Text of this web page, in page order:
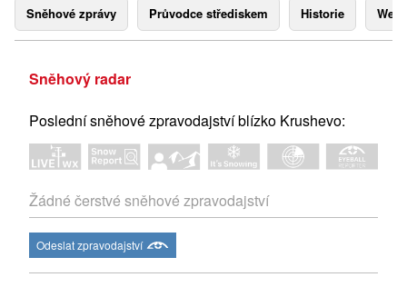
Sněhové zprávy Průvodce střediskem Historie
Sněhový radar
Poslední sněhové zpravodajství blízko Krushevo:
Žádné čerstvé sněhové zpravodajství
Odeslat zpravodajství